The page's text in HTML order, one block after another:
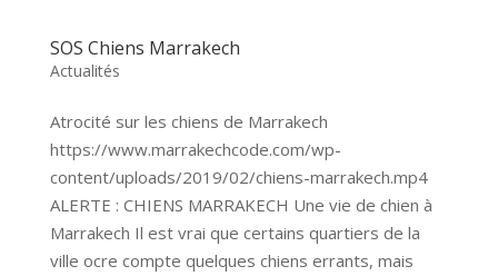
SOS Chiens Marrakech
Actualités
Atrocité sur les chiens de Marrakech
https://www.marrakechcode.com/wp-
content/uploads/2019/02/chiens-marrakech.mp4
ALERTE : CHIENS MARRAKECH Une vie de chien à
Marrakech Il est vrai que certains quartiers de la
ville ocre compte quelques chiens errants, mais